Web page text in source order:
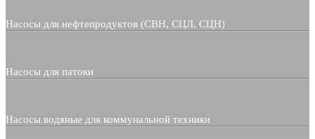
Насосы для нефтепродуктов (СВН, СЦЛ, СЦН)
Насосы для патоки
Насосы водяные для коммунальной техники